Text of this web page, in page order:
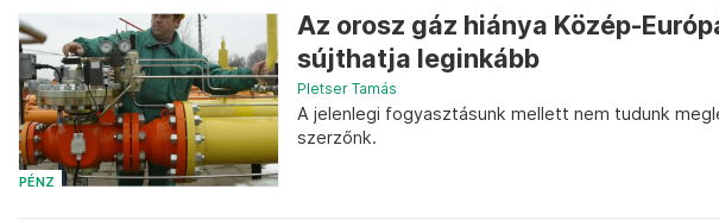
PÉNZ
Az orosz gáz hiánya Közép-
sújthatja leginkább
Pletser Tamás
A jelenlegi fogyasztásunk mellett nem tudunk
szerzőnk.